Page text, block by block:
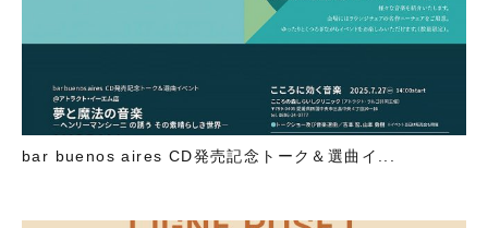
bar buenos aires CD発売記念トーク＆選曲イ...